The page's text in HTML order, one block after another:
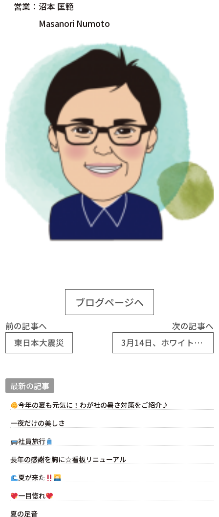
営業：沼本 匡範
Masanori Numoto
ブログページへ
前の記事へ
東日本大震災
次の記事へ
3月14日、ホワイトデー
最新の記事
今年の夏も元気に！わが社の暑さ対策をご紹介♪
一夜だけの美しさ
社員旅行
長年の感謝を胸に☆看板リニューアル
夏が来た
一目惚れ
夏の足音